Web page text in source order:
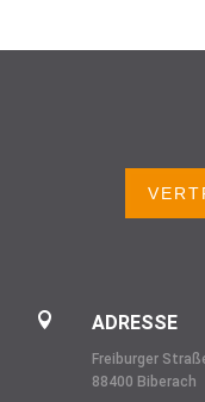
 ADRESSE
Freiburger
88400 Biberach